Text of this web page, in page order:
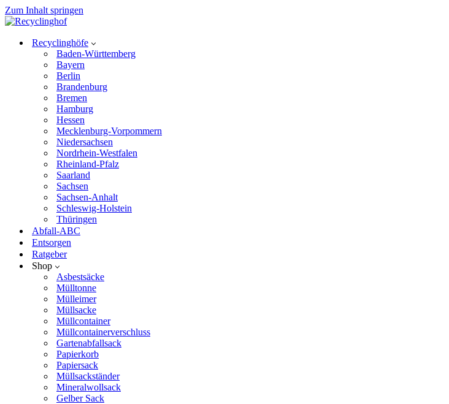
Zum Inhalt springen
Recyclinghöfe
Baden-Württemberg
Bayern
Berlin
Brandenburg
Bremen
Hamburg
Hessen
Mecklenburg-Vorpommern
Niedersachsen
Nordrhein-Westfalen
Rheinland-Pfalz
Saarland
Sachsen
Sachsen-Anhalt
Schleswig-Holstein
Thüringen
Abfall-ABC
Entsorgen
Ratgeber
Shop
Asbestsäcke
Mülltonne
Mülleimer
Müllsacke
Müllcontainer
Müllcontainerverschluss
Gartenabfallsack
Papierkorb
Papiersack
Müllsackständer
Mineralwollsack
Gelber Sack